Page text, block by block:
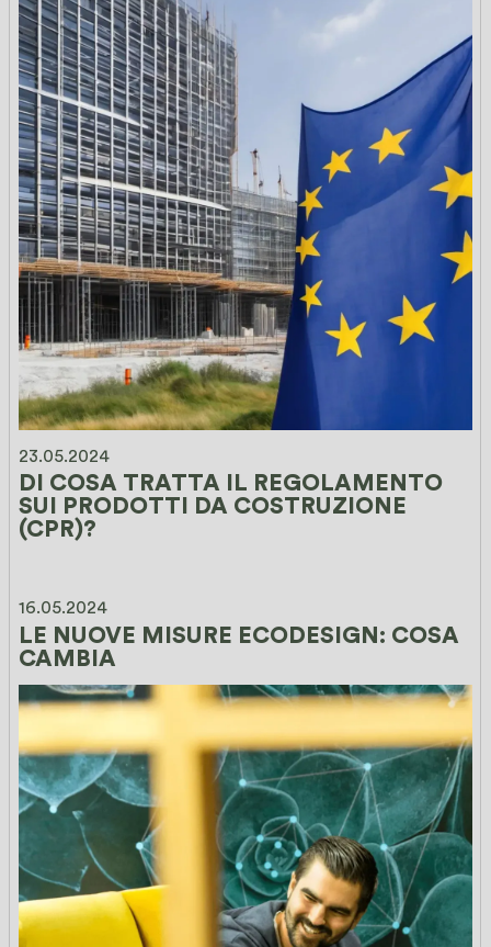
23.05.2024
DI COSA TRATTA IL REGOLAMENTO
SUI PRODOTTI DA COSTRUZIONE
(CPR)?
16.05.2024
LE NUOVE MISURE ECODESIGN: COSA
CAMBIA